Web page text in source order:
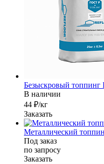
Безыскровый
В наличии
44 ₽/кг
Заказать
Металлический
Под заказ
по запросу
Заказать